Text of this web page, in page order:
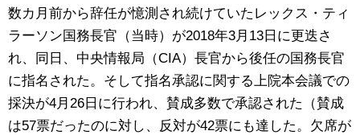
数カ月前から辞任が憶測され続けていたレックス・ティ
ラーソン国務長官（当時）が2018年3月13日に更迭さ
れ、同日、中央情報局（CIA）長官から後任の国務長官
に指名された。そして指名承認に関する上院本会議での
採決が4月26日に行われ、賛成多数で承認された（賛成
は57票だったのに対し、反対が42票にも達した。欠席が